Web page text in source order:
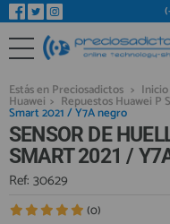
REPUESTOS MÓVILES
REPUESTOS TABLET
REPUESTOS RELOJES
REPUESTOS
REPUESTOS MACBOOK
REPUESTOS OTROS
Bienvenid@ otra vez
YA SOY
Recordarme
Estás en Preciosadictos > Inicio
Huawei > Repuestos Huawei P
Smart 2021 / Y7A negro
SENSOR DE
SMART 2021 /
Ref: 30629
(0)